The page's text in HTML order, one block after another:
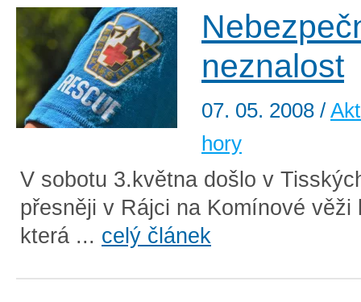
neznalost
07. 05. 2008 /
hory
V sobotu 3.května došlo v
přesněji v Rájci na Komínové věži
která ... celý článek